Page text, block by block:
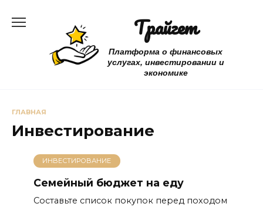
Трайгет
Платформа о финансовых
услугах, инвестировании и
экономике
ГЛАВНАЯ
Инвестирование
ИНВЕСТИРОВАНИЕ
Семейный бюджет на еду
Составьте список покупок перед походом